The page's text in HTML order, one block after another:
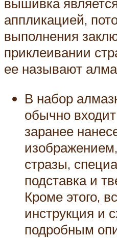
аппликацией,
выполнения
приклеивании
ее называют
В набор
обычно
заранее
стразы,
подставка и
Кроме этого,
инструкция и
подробным